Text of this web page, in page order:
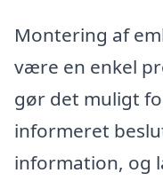
Montering af
være en enkel
gør det muligt
informeret
information, og